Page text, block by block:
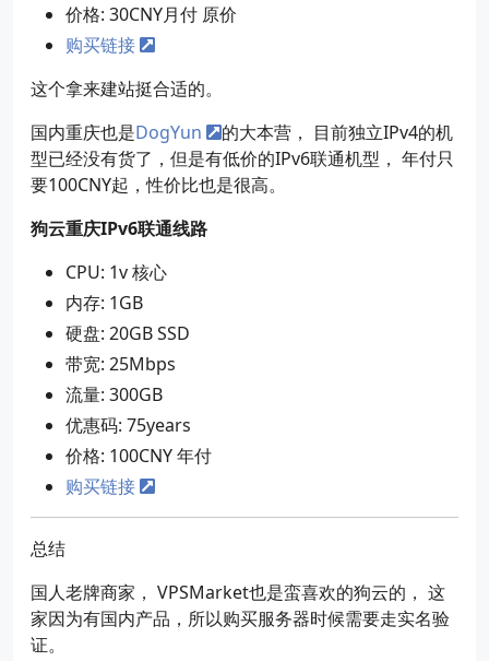
价格: 30CNY月付 原价
购买链接
这个拿来建站挺合适的。
国内重庆也是DogYun
的大本营， 目前独立IPv4的机
型已经没有货了，但是有低价的IPv6联通机型， 年付只
要100CNY起，性价比也是很高。
狗云重庆IPv6联通线路
CPU: 1v 核心
内存: 1GB
硬盘: 20GB SSD
带宽: 25Mbps
流量: 300GB
优惠码: 75years
价格: 100CNY 年付
购买链接
总结
国人老牌商家， VPSMarket也是蛮喜欢的狗云的， 这
家因为有国内产品，所以购买服务器时候需要走实名验
证。